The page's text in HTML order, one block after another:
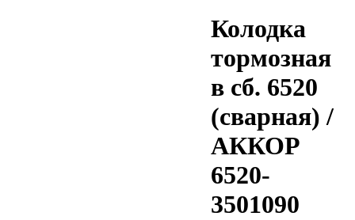
Колодка
тормозная
в сб. 6520
(сварная) /
АККОР
6520-
3501090